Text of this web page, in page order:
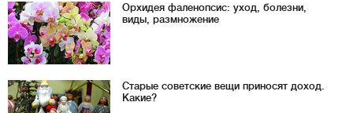
Орхидея фаленопсис: уход, болезни,
виды, размножение
Старые советские вещи приносят доход.
Какие?